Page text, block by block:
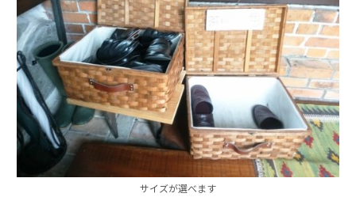
サイズが選べます